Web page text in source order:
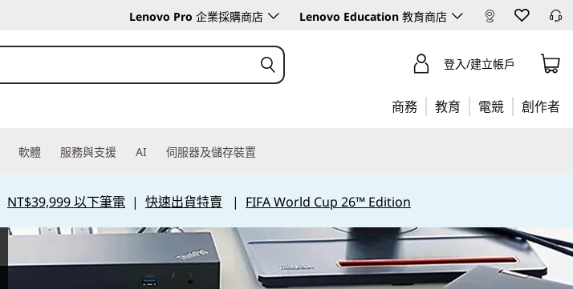
Lenovo Pro 企業採購商店 Lenovo Education 教育商店
登入/建立帳戶
商務 教育 電競 創作者
軟體 服務與支援 AI 伺服器及儲存裝置
NT$39,999 以下筆電 | 快速出貨特賣 | FIFA World Cup 26™ Edition